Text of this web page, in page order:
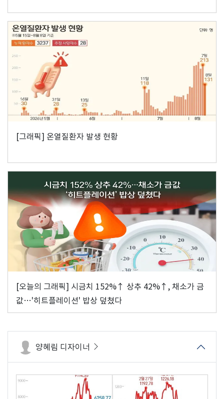
[그래픽] 온열질환자 발생 현황
[오늘의 그래픽] 시금치 152%↑ 상추 42%↑, 채소가 금
값…'히트플레이션' 밥상 덮쳤다
양혜림 디자이너